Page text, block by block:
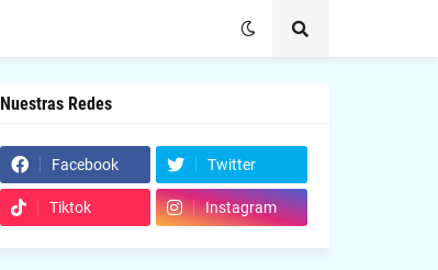
Nuestras Redes
Facebook Twitter
Tiktok Instagram